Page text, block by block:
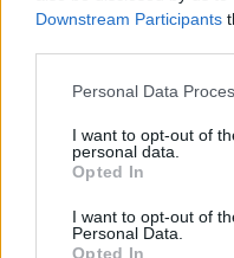
Downstream Participants
Personal Data
I want to opt-out of
personal data.
Opted In
I want to opt-out of
Personal Data.
Opted In
Elektromos autó